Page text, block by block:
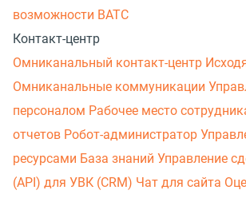
возможности ВАТС
Контакт-центр
Омниканальный контакт-центр
Омниканальные коммуникации
персоналом Рабочее место
отчетов Робот-администратор
ресурсами База знаний Управление
(API) для УВК (CRM) Чат для сайта